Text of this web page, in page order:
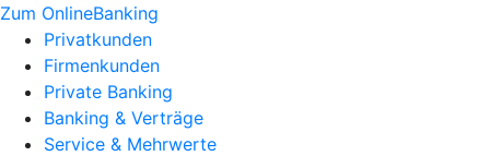
Zum OnlineBanking
Privatkunden
Firmenkunden
Private Banking
Banking & Verträge
Service & Mehrwerte